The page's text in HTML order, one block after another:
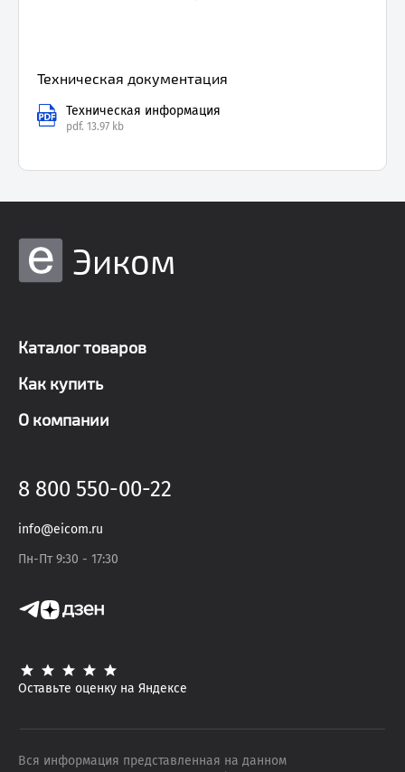
Техническая документация
Техническая информация
pdf. 13.97 kb
Эиком
Каталог товаров
Как купить
О компании
8 800 550-00-22
info@eicom.ru
Пн-Пт 9:30 - 17:30
Оставьте оценку на Яндексе
Вся информация представленная на данном